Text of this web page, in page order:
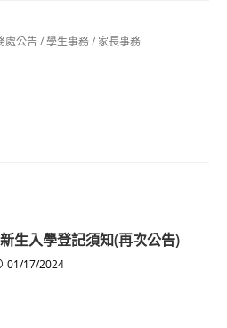
處公告/學生事務/ 家長事務
生入學登記須知(再次公告)
01/17/2024